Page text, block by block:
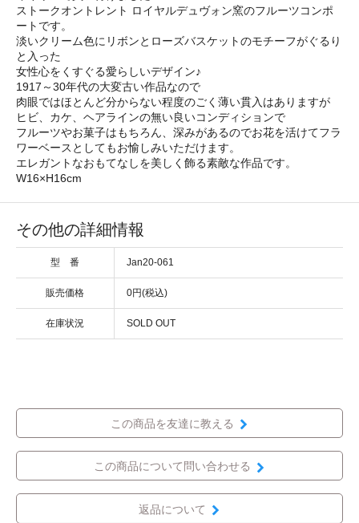
ストークオントレント ロイヤルデュヴォン窯のフルーツコンポ
ートです。
淡いクリーム色にリボンとローズバスケットのモチーフがぐるり
と入った
女性心をくすぐる愛らしいデザイン♪
1917～30年代の大変古い作品なので
肉眼ではほとんど分からない程度のごく薄い貫入はありますが
ヒビ、カケ、ヘアラインの無い良いコンディションで
フルーツやお菓子はもちろん、深みがあるのでお花を活けてフラ
ワーベースとしてもお愉しみいただけます。
エレガントなおもてなしを美しく飾る素敵な作品です。
W16×H16cm
その他の詳細情報
型 番 Jan20-061
販売価格 0円(税込)
在庫状況 SOLD OUT
この商品を友達に教える
この商品について問い合わせる
返品について